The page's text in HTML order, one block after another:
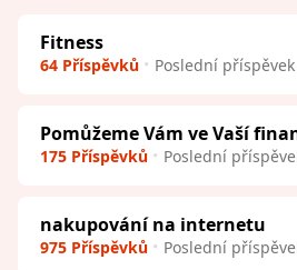
Fitness
64 Příspěvků Poslední
Pomůžeme Vám ve Vaší
175 Příspěvků Poslední
nakupování na internetu
975 Příspěvků Poslední